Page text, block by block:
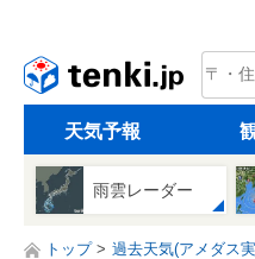
天気予報
雨雲レーダー
トップ 過去天気(アメダス